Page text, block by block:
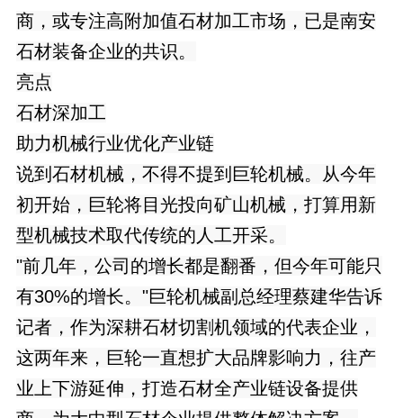
商，或专注高附加值石材加工市场，已是南安
石材装备企业的共识。
亮点
石材深加工
助力机械行业优化产业链
说到石材机械，不得不提到巨轮机械。从今年
初开始，巨轮将目光投向矿山机械，打算用新
型机械技术取代传统的人工开采。
"前几年，公司的增长都是翻番，但今年可能只
有30%的增长。"巨轮机械副总经理蔡建华告诉
记者，作为深耕石材切割机领域的代表企业，
这两年来，巨轮一直想扩大品牌影响力，往产
业上下游延伸，打造石材全产业链设备提供